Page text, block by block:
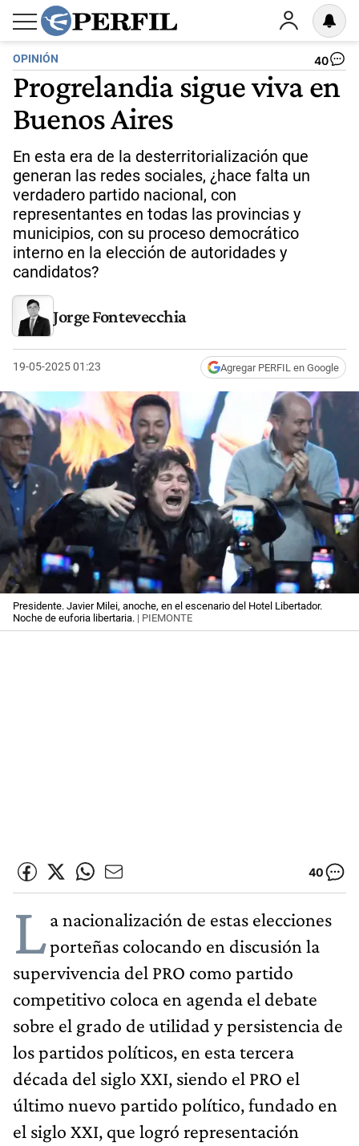
OPINIÓN 40
Progrelandia sigue viva en
Buenos Aires
En esta era de la desterritorialización que
generan las redes sociales, ¿hace falta un
verdadero partido nacional, con
representantes en todas las provincias y
municipios, con su proceso democrático
interno en la elección de autoridades y
candidatos?
Jorge Fontevecchia
19-05-2025 01:23 Agregar PERFIL en Google
Presidente. Javier Milei, anoche, en el escenario del Hotel Libertador.
Noche de euforia libertaria. | PIEMONTE
40
La nacionalización de estas elecciones
porteñas colocando en discusión la
supervivencia del PRO como partido
competitivo coloca en agenda el debate
sobre el grado de utilidad y persistencia de
los partidos políticos, en esta tercera
década del siglo XXI, siendo el PRO el
último nuevo partido político, fundado en
el siglo XXI, que logró representación